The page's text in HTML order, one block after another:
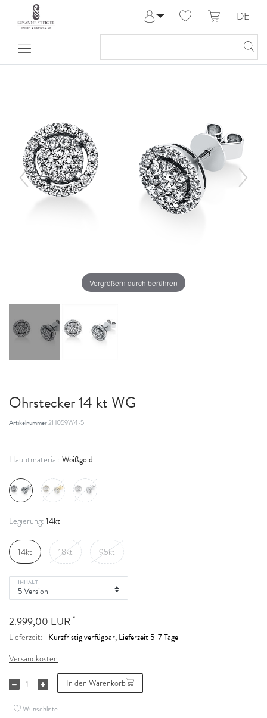
Anmelden
Meine Bestellungen
DE
Vergrößern durch berühren
Ohrstecker 14 kt WG
Artikelnummer2H059W4-5
Hauptmaterial: Weißgold
Legierung: 14kt
14kt 18kt 95kt
INHALT
2.999,00 EUR *
Lieferzeit: Kurzfristig verfügbar, Lieferzeit 5-7 Tage
Versandkosten
In den Warenkorb
Wunschliste